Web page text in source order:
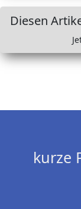
Diesen
kurze